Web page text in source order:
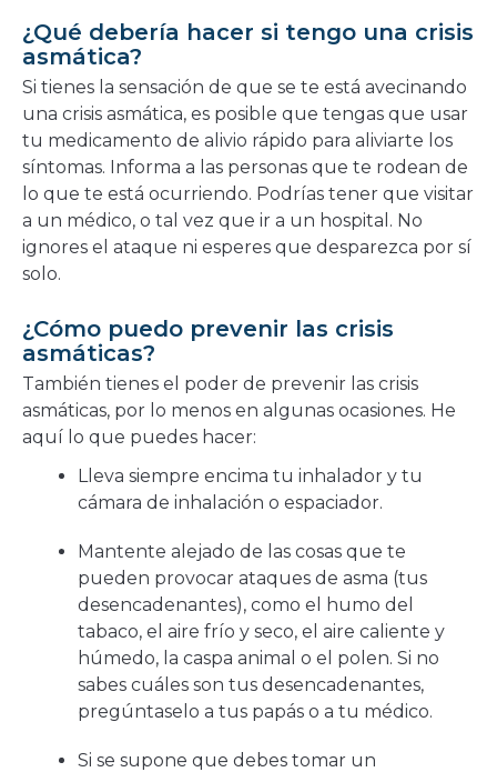
¿Qué debería hacer si tengo una crisis
asmática?
Si tienes la sensación de que se te está avecinando
una crisis asmática, es posible que tengas que usar
tu medicamento de alivio rápido para aliviarte los
síntomas. Informa a las personas que te rodean de
lo que te está ocurriendo. Podrías tener que visitar
a un médico, o tal vez que ir a un hospital. No
ignores el ataque ni esperes que desparezca por sí
solo.
¿Cómo puedo prevenir las crisis
asmáticas?
También tienes el poder de prevenir las crisis
asmáticas, por lo menos en algunas ocasiones. He
aquí lo que puedes hacer:
Lleva siempre encima tu inhalador y tu
cámara de inhalación o espaciador.
Mantente alejado de las cosas que te
pueden provocar ataques de asma (tus
desencadenantes), como el humo del
tabaco, el aire frío y seco, el aire caliente y
húmedo, la caspa animal o el polen. Si no
sabes cuáles son tus desencadenantes,
pregúntaselo a tus papás o a tu médico.
Si se supone que debes tomar un